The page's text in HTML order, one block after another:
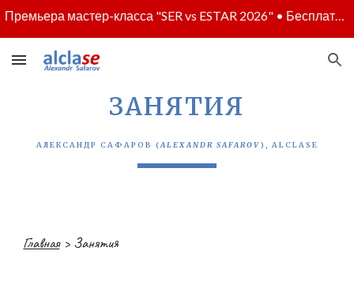
Премьера мастер-класса "SER vs ESTAR 2026" • Бесплатное участие - по регистрации • Полная программа - скоро
ЗАНЯТИЯ
АЛЕКСАНДР САФАРОВ (ALEXANDR SAFAROV), ALCLASE
Главная> Занятия